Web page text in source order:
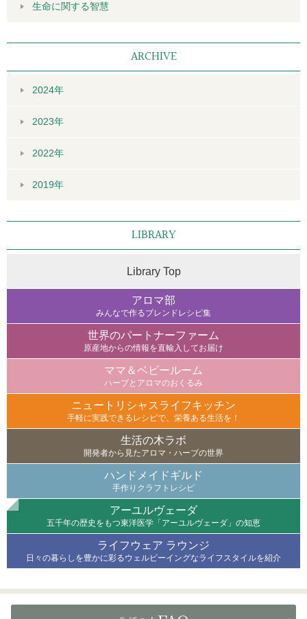
生命に関する智慧
ARCHIVE
2024年
2023年
2022年
2019年
LIBRARY
Library Top
アロマ部
みんなで作るブレンドレシピ集
世界のパートナーファーム
原産地からの情報を直輸入してお届け
ママ＆ベビールーム
ハーブとアロマのおくるみ
ニュートリシャスライフキッチン
手軽に実践できるレシピで、栄養ある生活を！
生活の木ラボ
開発者から見たアロマ・ハーブの世界
ハンドメイドギルド
手作りクラフトレシピ
アーユルヴェーダ
五千年の歴史をもつ東洋医学「アーユルヴェーダ」の知恵
ライフウェア ラウンジ
日々の暮らしを豊かに彩るウェルビーイングなライフスタイルを紹介